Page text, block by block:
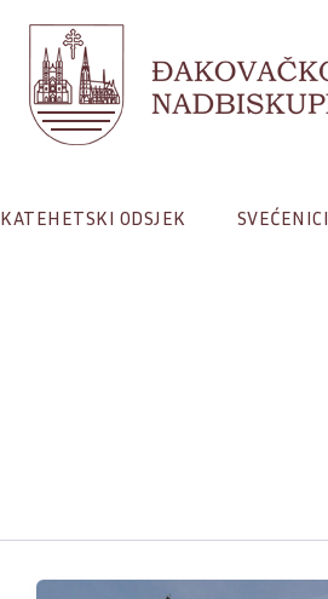
KATEHETSKI ODSJEK SVEĆENICI